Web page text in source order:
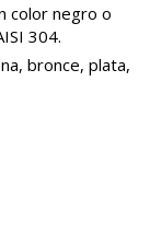
color negro o
304.
bronce, plata,